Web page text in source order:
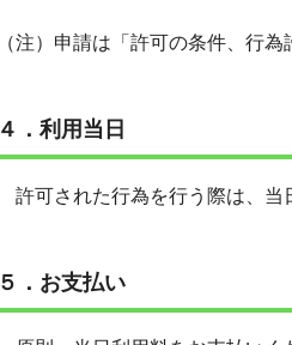
（注）申請は「許可の条件、行
４．利用当日
許可された行為を行う際は、当
５．お支払い